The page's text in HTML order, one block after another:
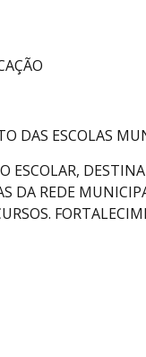
DAS ESCOLAS
ESCOLAR,
DA REDE